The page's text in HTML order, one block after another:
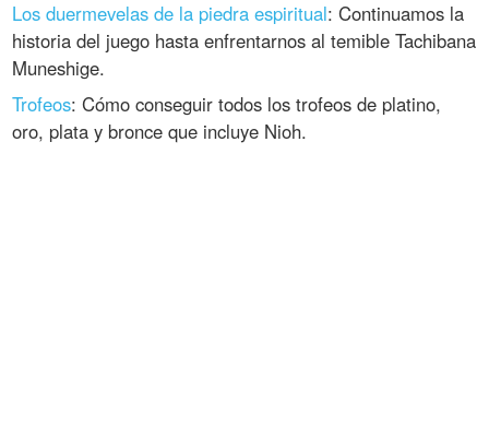
Los duermevelas de la piedra espiritual: Continuamos la
historia del juego hasta enfrentarnos al temible Tachibana
Muneshige.
Trofeos: Cómo conseguir todos los trofeos de platino,
oro, plata y bronce que incluye Nioh.